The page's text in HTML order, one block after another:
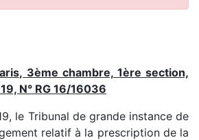
3ème chambre, 1ère section,
N° RG 16/16036
le Tribunal de grande instance de
relatif à la prescription de la